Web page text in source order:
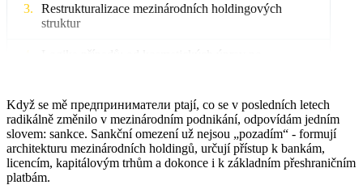
Restrukturalizace mezinárodních holdingových
struktur
Výběr jurisdikce pro holding po sankcích
Klíčová kritéria výběru
Diversifikace jurisdikcí a neutrální centra
Když se mě предприниматели ptají, co se v posledních letech
radikálně změnilo v mezinárodním podnikání, odpovídám jedním
slovem: sankce. Sankční omezení už nejsou „pozadím“ - formují
architekturu mezinárodních holdingů, určují přístup k bankám,
licencím, kapitálovým trhům a dokonce i k základním přeshraničním
platbám.